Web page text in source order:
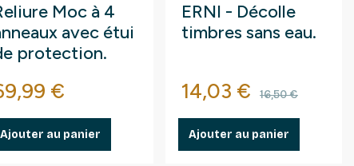
Moc à 4
avec étui
protection.
€
Ajouter au panier
ERNI - Décolle
timbres sans eau.
Prix
14,03 € Prix de
16,50 €
Ajouter au panier